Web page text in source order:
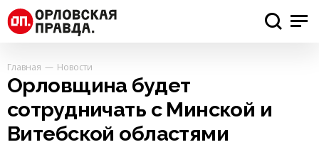
Главная Новости
Орловщина будет
сотрудничать с Минской и
Витебской областями